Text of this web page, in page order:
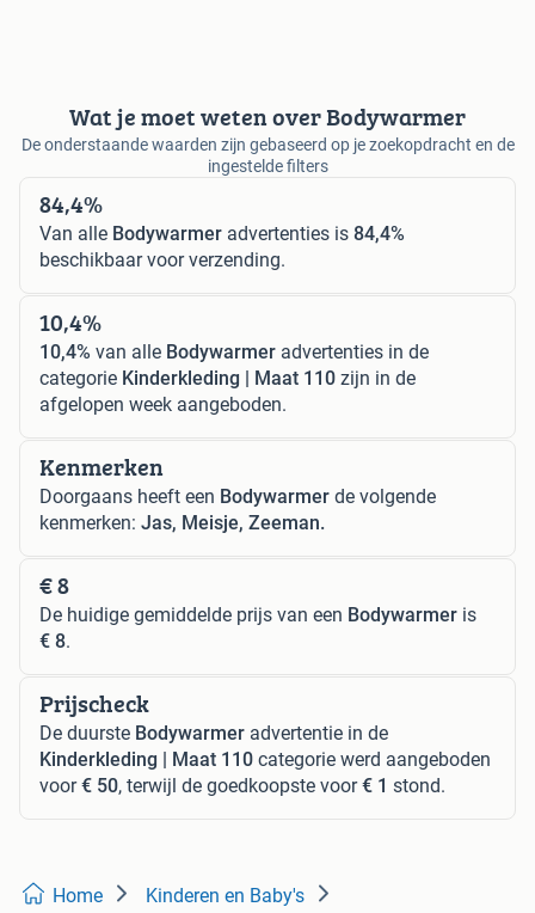
Wat je moet weten over Bodywarmer
De onderstaande waarden zijn gebaseerd op je zoekopdracht en de
ingestelde filters
84,4%
Van alle Bodywarmer advertenties is 84,4%
beschikbaar voor verzending.
10,4%
10,4% van alle Bodywarmer advertenties in de
categorie Kinderkleding | Maat 110 zijn in de
afgelopen week aangeboden.
Kenmerken
Doorgaans heeft een Bodywarmer de volgende
kenmerken: Jas, Meisje, Zeeman.
€ 8
De huidige gemiddelde prijs van een Bodywarmer is
€ 8.
Prijscheck
De duurste Bodywarmer advertentie in de
Kinderkleding | Maat 110 categorie werd aangeboden
voor€ 50, terwijl de goedkoopste voor€ 1 stond.
Home Kinderen en Baby's